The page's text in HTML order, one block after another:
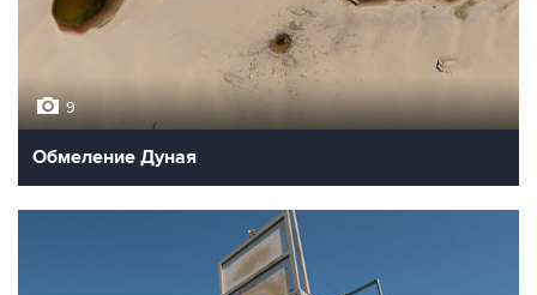
9
Обмеление Дуная